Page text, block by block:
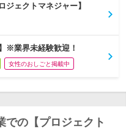
ェクトマネジャー】
※業界未経験歓迎！
女性のおしごと掲載中
での【プロジェクト